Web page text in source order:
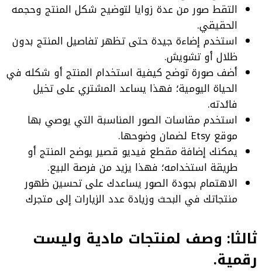
التقط صور من عدة زوايا لتوضيح شكل المنتج وحجمه
الحقيقي.
استخدم إضاءة جيدة حتى تظهر تفاصيل المنتج بدون
ظلال أو تشويش.
أضف صورة توضح كيفية استخدام المنتج أو شكله في
الحياة اليومية؛ فهذا يساعد المشتري على تخيل
فائدته.
استخدم مقاسات الصور المناسبة التي يوصي بها
موقع Etsy لضمان وضوحها.
يمكنك إضافة مقطع فيديو قصير يوضح المنتج أو
طريقة استخدامه؛ فهذا يزيد من فرصة البيع.
الاهتمام بجودة الصور يساعدك على تحسين ظهور
منتجاتك في البحث وزيادة عدد الزيارات إلى متجرك
ثالثا: وصف لمنتجات مادية وليست
رقمية.